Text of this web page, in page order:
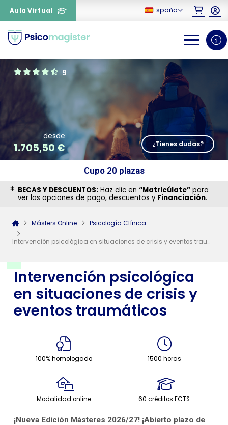
Aula Virtual España
Intervención psicológica
en situaciones de crisis y
eventos traumáticos
100% homologado 1500 horas
Modalidad online 60 créditos ECTS
¡Nueva Edición Másteres 2026/27! ¡Abierto plazo de
9
desde
1.705,50 € ¿Tienes dudas?
Cupo 20 plazas
BECAS Y DESCUENTOS: Haz clic en “Matricúlate” para
ver las opciones de pago, descuentos y Financiación.
Másters Online Psicología Clínica
Intervención psicológica en situaciones de crisis y eventos traumáticos
sobre un curso?